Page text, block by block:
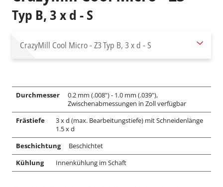
Typ B, 3 x d - S
CrazyMill Cool Micro - Z3Typ B, 3 x d - S
Durchmesser
0.2 mm (.008") - 1.0 mm (.039"),
Zwischenabmessungen in Zoll verfügbar
Frästiefe
3 x d (max. Bearbeitungstiefe) mit Schneidenlänge
1.5 x d
Beschichtung
Beschichtet
Kühlung
Innenkühlung im Schaft